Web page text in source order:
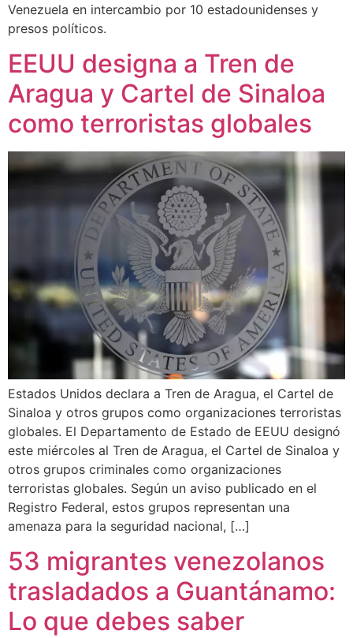
Venezuela en intercambio por 10 estadounidenses y
presos políticos.
EEUU designa a Tren de
Aragua y Cartel de Sinaloa
como terroristas globales
Estados Unidos declara a Tren de Aragua, el Cartel de
Sinaloa y otros grupos como organizaciones terroristas
globales. El Departamento de Estado de EEUU designó
este miércoles al Tren de Aragua, el Cartel de Sinaloa y
otros grupos criminales como organizaciones
terroristas globales. Según un aviso publicado en el
Registro Federal, estos grupos representan una
amenaza para la seguridad nacional, […]
53 migrantes venezolanos
trasladados a Guantánamo:
Lo que debes saber